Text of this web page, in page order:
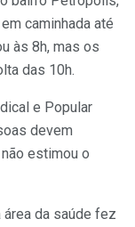
caminhada até
às 8h, mas os
das 10h.
e Popular
devem
estimou o
da saúde fez